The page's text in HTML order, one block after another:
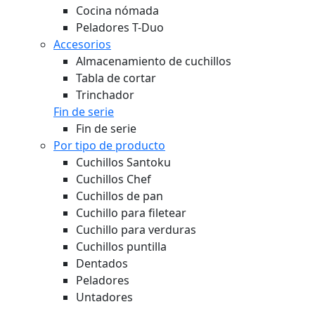
Cocina nómada
Peladores T-Duo
Accesorios
Almacenamiento de cuchillos
Tabla de cortar
Trinchador
Fin de serie
Fin de serie
Por tipo de producto
Cuchillos Santoku
Cuchillos Chef
Cuchillos de pan
Cuchillo para filetear
Cuchillo para verduras
Cuchillos puntilla
Dentados
Peladores
Untadores